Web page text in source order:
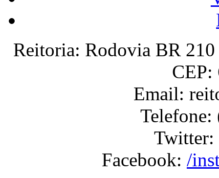
Reitoria: Rodovia BR
CEP:
Email:
Twitter:
Facebook: /